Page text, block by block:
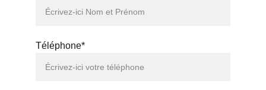
Téléphone*